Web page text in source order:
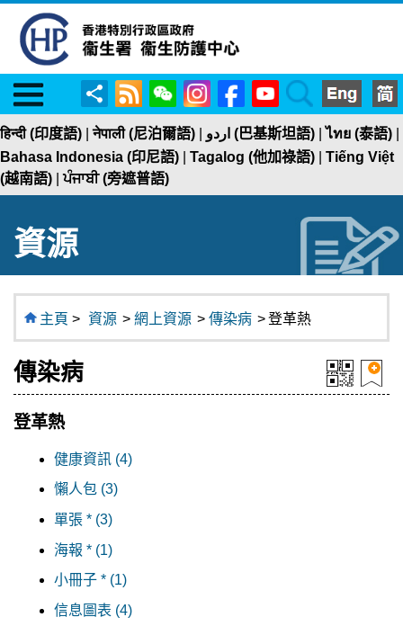
Menu
分
享
RSS WeChatInstagramFacebookYouTubeSearch
हिन्दी (印度語) |नेपाली (尼泊爾語) اردو (巴基斯坦語) |ไทย (泰語)
Bahasa Indonesia (印尼語)
Tagalog (他加祿語)
Tiếng Việt
(越南語) |ਪੰਜਾਬੀ (旁遮普語)
資源
主頁 > 資源 > 網上資源 > 傳染病 >登革熱
傳染病
登革熱
健康資訊 (4)
懶人包 (3)
單張 * (3)
海報 * (1)
小冊子 * (1)
信息圖表 (4)